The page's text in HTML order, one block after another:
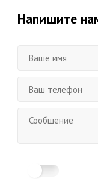
Напишите